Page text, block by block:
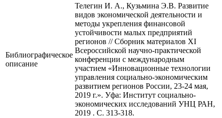
Библиографическое
описание
Телегин И. А., Кузьмина Э.В. Развитие
видов экономической деятельности и
методы укрепления финансовой
устойчивости малых предприятий
регионов // Сборник материалов XI
Всероссийской научно-практической
конференции с международным
участием «Инновационные технологии
управления социально-экономическим
развитием регионов России, 23-24 мая,
2019 г.». Уфа: Институт социально-
экономических исследований УНЦ РАН,
2019 . С. 313-318.